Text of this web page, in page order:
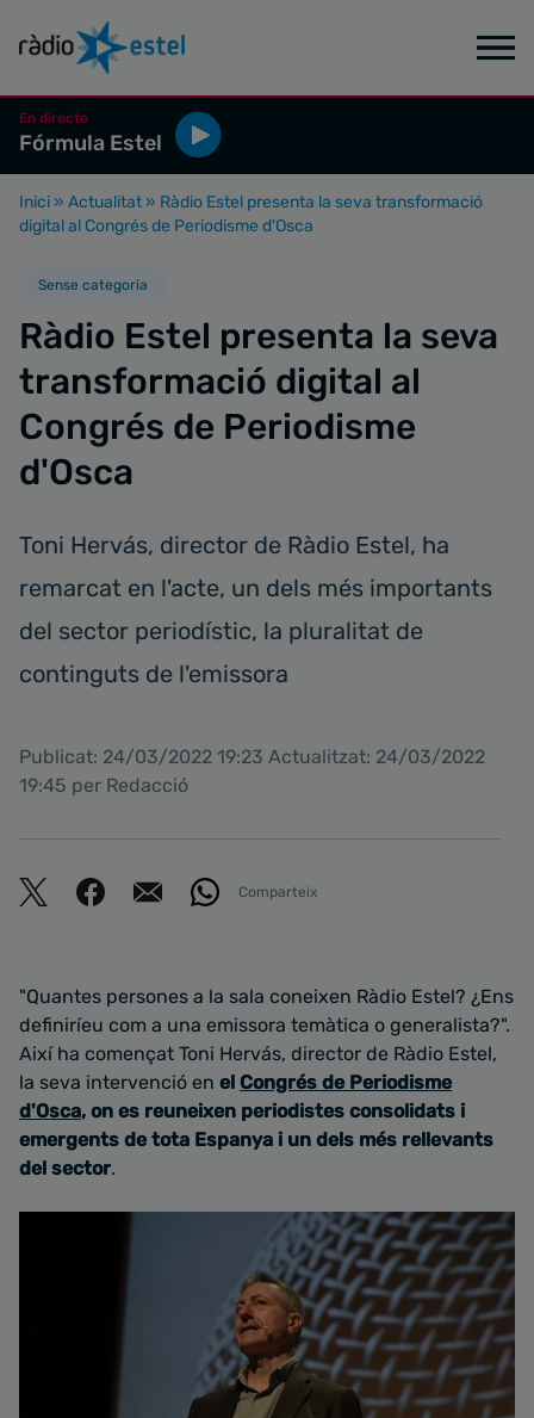
En directe
Fórmula Estel
Inici » Actualitat » Ràdio Estel presenta la seva transformació
digital al Congrés de Periodisme d'Osca
Sense categoria
Ràdio Estel presenta la seva
transformació digital al
Congrés de Periodisme
d'Osca
Toni Hervás, director de Ràdio Estel, ha
remarcat en l'acte, un dels més importants
del sector periodístic, la pluralitat de
continguts de l'emissora
Publicat: 24/03/2022 19:23 Actualitzat: 24/03/2022
19:45 per Redacció
Comparteix
"Quantes persones a la sala coneixen Ràdio Estel? ¿Ens
definiríeu com a una emissora temàtica o generalista?".
Així ha començat Toni Hervás, director de Ràdio Estel,
la seva intervenció en el Congrés de Periodisme
d'Osca, on es reuneixen periodistes consolidats i
emergents de tota Espanya i un dels més rellevants
del sector.